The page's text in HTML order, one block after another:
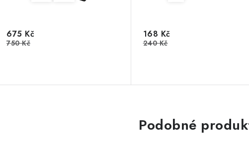
675 Kč
750 Kč
168 Kč
240 Kč
Podobné